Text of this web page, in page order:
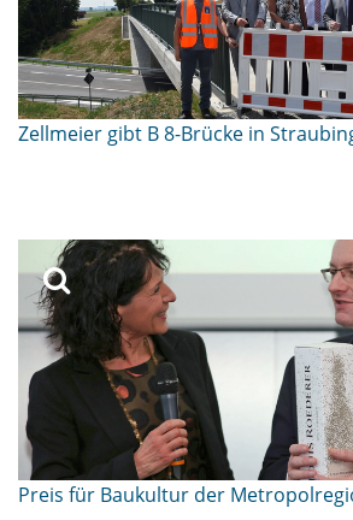
Zellmeier gibt B 8-Brücke in
Preis für Baukultur der